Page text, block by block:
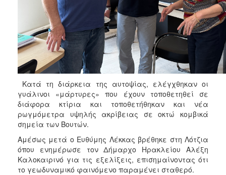
Κατά τη διάρκεια της αυτοψίας, ελέγχθηκαν οι
γυάλινοι «μάρτυρες» που έχουν τοποθετηθεί σε
διάφορα κτίρια και τοποθετήθηκαν και νέα
ρωγμόμετρα υψηλής ακρίβειας σε οκτώ κομβικά
σημεία των Βουτών.
Αμέσως μετά ο Ευθύμης Λέκκας βρέθηκε στη Λότζια
όπου ενημέρωσε τον Δήμαρχο Ηρακλείου Αλέξη
Καλοκαιρινό για τις εξελίξεις, επισημαίνοντας ότι
το γεωδυναμικό φαινόμενο παραμένει σταθερό.